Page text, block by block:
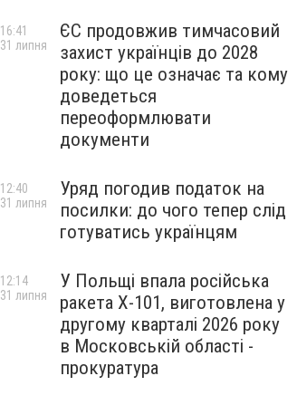
ЄС продовжив тимчасовий
захист українців до 2028
року: що це означає та кому
доведеться
переоформлювати
документи
16:41
31 липня
Уряд погодив податок на
посилки: до чого тепер слід
готуватись українцям
12:40
31 липня
У Польщі впала російська
ракета X-101, виготовлена у
другому кварталі 2026 року
в Московській області -
прокуратура
12:14
31 липня